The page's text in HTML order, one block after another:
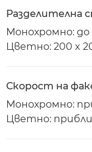
Разделителна
Монохромно: до
Цветно: 200 x
Скорост на
Монохромно:
Цветно: